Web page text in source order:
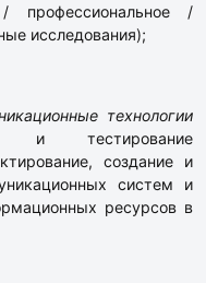
/
исследования);
технологии
и тестирование
создание и
систем и
ресурсов в